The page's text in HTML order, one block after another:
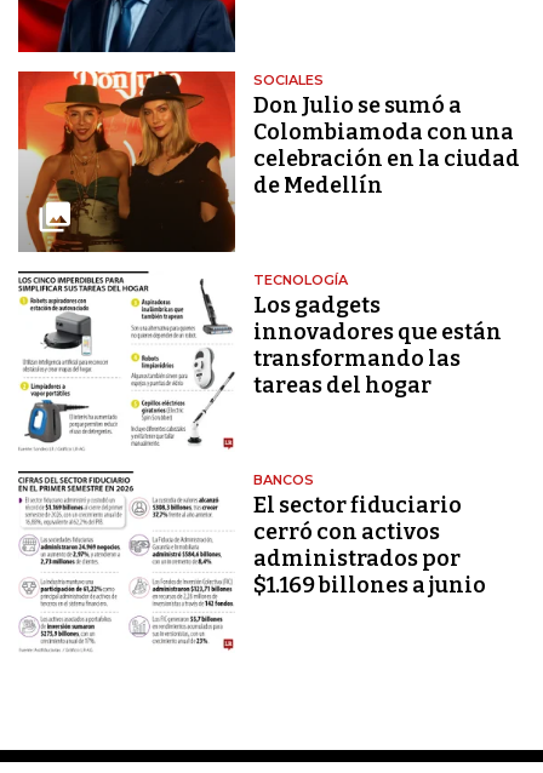
SOCIALES
Don Julio se sumó a
Colombiamoda con una
celebración en la ciudad
de Medellín
TECNOLOGÍA
Los gadgets
innovadores que están
transformando las
tareas del hogar
BANCOS
El sector fiduciario
cerró con activos
administrados por
$1.169 billones a junio